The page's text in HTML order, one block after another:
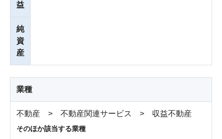
益
純
資
産
業種
不動産 > 不動産関連サービス > 収益不動産
そのほか該当する業種